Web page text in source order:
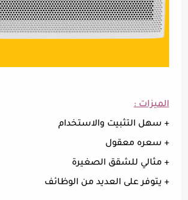
الميزات :
+ سهل التثبيت والاستخدام
+ سعره معقول
+ مثالي للشقق الصغيرة
+ يتوفر على العديد من الوظائف